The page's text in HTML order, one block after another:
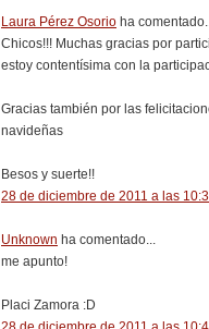
Laura Pérez Osorio ha
Chicos!!! Muchas gracias por
estoy contentísima con la
Gracias también por las
navideñas
Besos y suerte!!
28 de diciembre de 2011 a las
Unknown ha comentado...
me apunto!
Placi Zamora :D